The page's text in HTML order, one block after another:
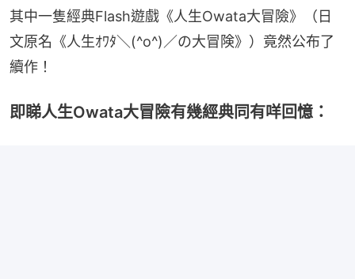
其中一隻經典Flash遊戲《人生Owata大冒險》（日
文原名《人生ｵﾜﾀ＼(^o^)／の大冒険》）竟然公布了
續作！
即睇人生Owata大冒險有幾經典同有咩回憶：